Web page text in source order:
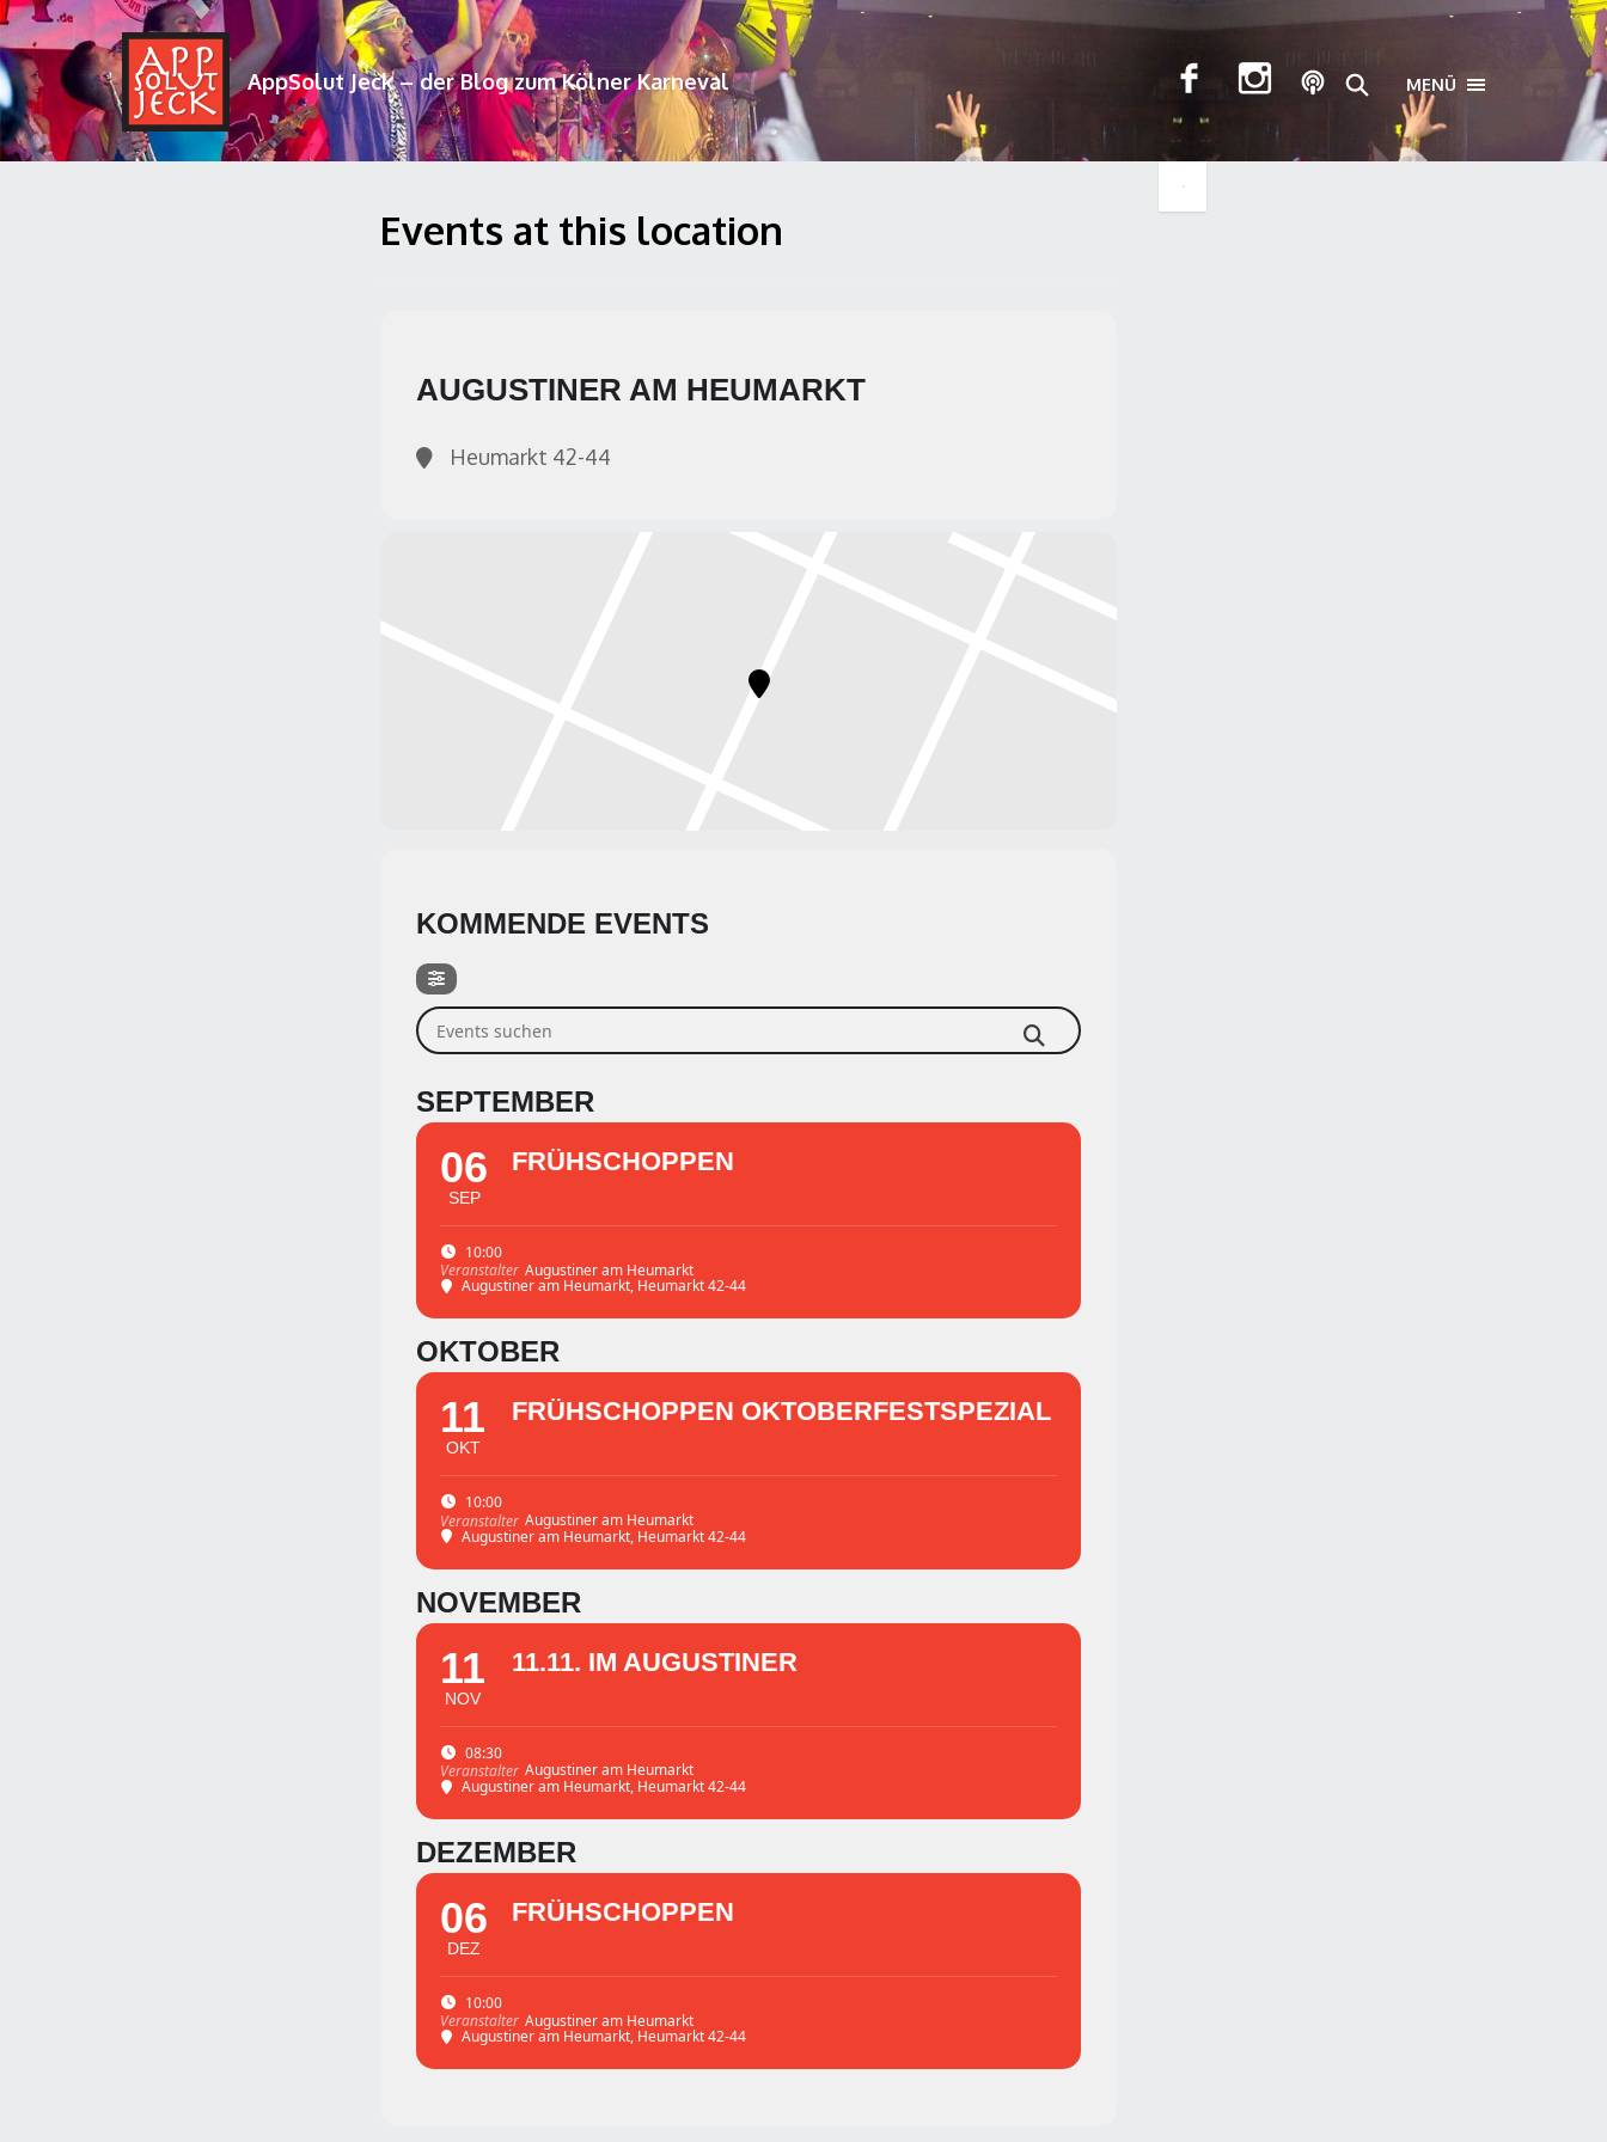
AppSolut Jeck – der Blog zum Kölner Karneval MENÜ TOGGLE
Events at this location
AUGUSTINER AM HEUMARKT
Heumarkt 42-44
KOMMENDE EVENTS
Events suchen
SEPTEMBER
10:00
Veranstalter Augustiner am Heumarkt
Augustiner am Heumarkt, Heumarkt 42-44
06
SEP
FRÜHSCHOPPEN
OKTOBER
10:00
Veranstalter Augustiner am Heumarkt
Augustiner am Heumarkt, Heumarkt 42-44
11
OKT
FRÜHSCHOPPEN OKTOBERFESTSPEZIAL
NOVEMBER
08:30
Veranstalter Augustiner am Heumarkt
Augustiner am Heumarkt, Heumarkt 42-44
11
NOV
11.11. IM AUGUSTINER
DEZEMBER
10:00
Veranstalter Augustiner am Heumarkt
Augustiner am Heumarkt, Heumarkt 42-44
06
DEZ
FRÜHSCHOPPEN